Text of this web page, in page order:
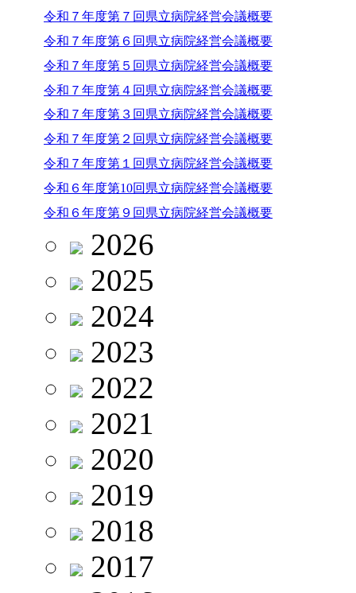
令和７年度第７回県立病院経営会議概要
令和７年度第６回県立病院経営会議概要
令和７年度第５回県立病院経営会議概要
令和７年度第４回県立病院経営会議概要
令和７年度第３回県立病院経営会議概要
令和７年度第２回県立病院経営会議概要
令和７年度第１回県立病院経営会議概要
令和６年度第10回県立病院経営会議概要
令和６年度第９回県立病院経営会議概要
2026
2025
2024
2023
2022
2021
2020
2019
2018
2017